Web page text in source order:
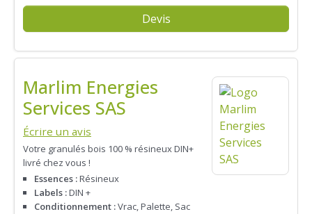
Devis
Marlim Energies
Services SAS
Écrire un avis
Votre granulés bois 100 % résineux DIN+
livré chez vous !
Essences :Résineux
Labels :DIN +
Conditionnement :Vrac, Palette, Sac